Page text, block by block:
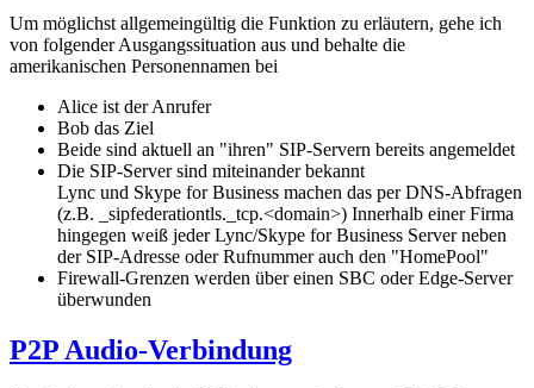
Um möglichst allgemeingültig die Funktion zu erläutern, gehe ich
von folgender Ausgangssituation aus und behalte die
amerikanischen Personennamen bei
Alice ist der Anrufer
Bob das Ziel
Beide sind aktuell an "ihren" SIP-Servern bereits angemeldet
Die SIP-Server sind miteinander bekannt
Lync und Skype for Business machen das per DNS-Abfragen
(z.B. _sipfederationtls._tcp.<domain>) Innerhalb einer Firma
hingegen weiß jeder Lync/Skype for Business Server neben
der SIP-Adresse oder Rufnummer auch den "HomePool"
Firewall-Grenzen werden über einen SBC oder Edge-Server
überwunden
P2P Audio-Verbindung